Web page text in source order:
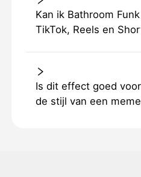
Kan ik Bathroom
TikTok, Reels en
Is dit effect goed
de stijl van een